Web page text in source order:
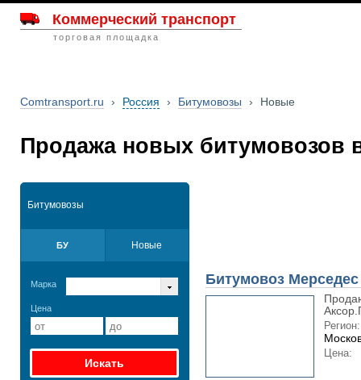
Коммерческий транспорт
торговая площадка
Comtransport.ru › Россия › Битумовозы › Новые
Продажа новых битумовозов
Битумовозы
БУ Новые
Марка
Цена
Битумовоз
Регион:
Цена: